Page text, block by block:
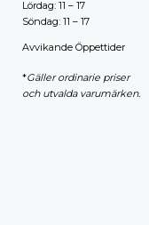
Lördag: 11 – 17
Söndag: 11 – 17
Avvikande Öppettider
*Gäller ordinarie priser
och utvalda varumärken.